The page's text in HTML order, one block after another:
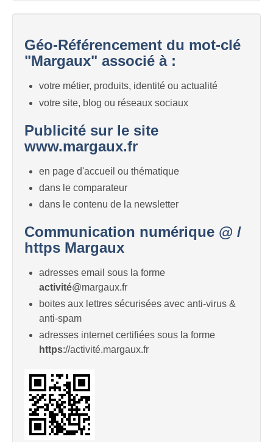
Géo-Référencement du mot-clé
"Margaux" associé à :
votre métier, produits, identité ou actualité
votre site, blog ou réseaux sociaux
Publicité sur le site
www.margaux.fr
en page d'accueil ou thématique
dans le comparateur
dans le contenu de la newsletter
Communication numérique @ /
https Margaux
adresses email sous la forme
activité@margaux.fr
boites aux lettres sécurisées avec anti-virus &
anti-spam
adresses internet certifiées sous la forme
https://activité.margaux.fr